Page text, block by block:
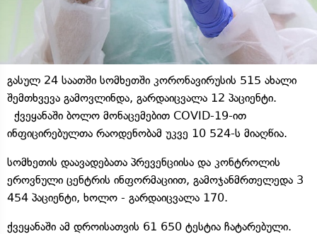
გასულ 24 საათში სომხეთში კორონავირუსის 515 ახალი
შემთხვევა გამოვლინდა, გარდაიცვალა 12 პაციენტი.
ქვეყანაში ბოლო მონაცემებით COVID-19-ით
ინფიცირებულთა რაოდენობამ უკვე 10 524-ს მიაღწია.
სომხეთის დაავადებათა პრევენციისა და კონტროლის
ეროვნული ცენტრის ინფორმაციით, გამოჯანმრთელედა 3
454 პაციენტი, ხოლო - გარდაიცვალა 170.
ქვეყანაში ამ დროისათვის 61 650 ტესტია ჩატარებული.